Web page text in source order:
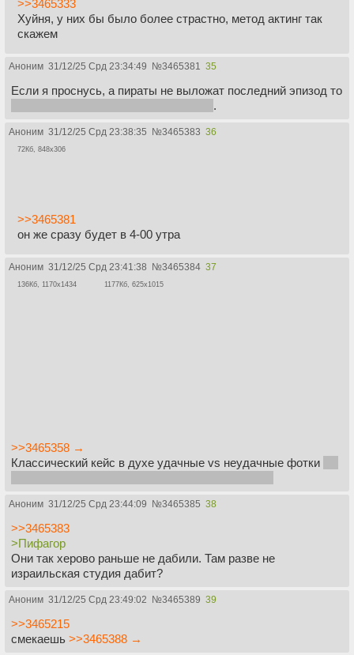
>>3465333
Хуйня, у них бы было более страстно, метод актинг так
скажем
Аноним 31/12/25 Срд 23:34:49 №3465381 35
Если я проснусь, а пираты не выложат последний эпизод то
.
Аноним 31/12/25 Срд 23:38:35 №3465383 36
72Кб, 848x306
>>3465381
он же сразу будет в 4-00 утра
Аноним 31/12/25 Срд 23:41:38 №3465384 37
136Кб, 1170x1434 1177Кб, 625x1015
>>3465358 →
Классический кейс в духе удачные vs неудачные фотки
Аноним 31/12/25 Срд 23:44:09 №3465385 38
>>3465383
>Пифагор
Они так херово раньше не дабили. Там разве не
израильская студия дабит?
Аноним 31/12/25 Срд 23:49:02 №3465389 39
>>3465215
смекаешь >>3465388 →